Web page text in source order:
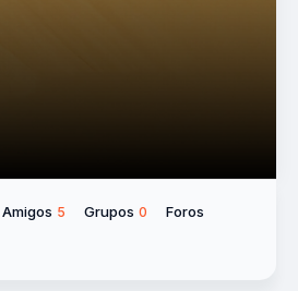
Amigos 5 Grupos 0
Foros